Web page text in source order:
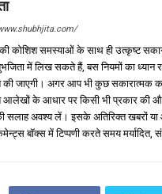
कोशिश समस्याओं के साथ ही उत्कृष्ट
में लिख सकते हैं, बस नियमों का
की जाएगी। अगर आप भी कुछ सकारात्मक
आलेखों के आधार पर किसी भी प्रकार की
सलाह अवश्य लें। इसके अतिरिक्त खबरों
बॉक्स में टिप्पणी करते समय मर्यादित,